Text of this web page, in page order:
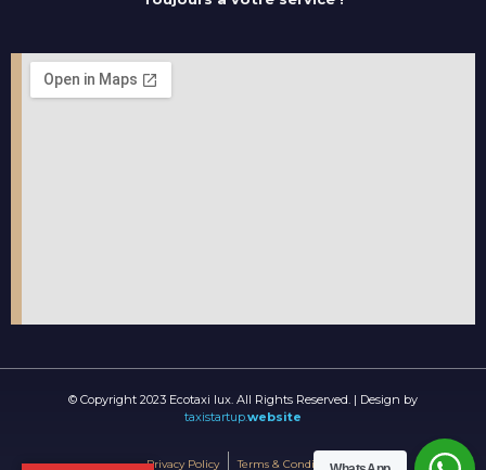
© Copyright 2023 Ecotaxi lux. All Rights Reserved. | Design by
taxistartup.website
Privacy Policy Terms & Conditions